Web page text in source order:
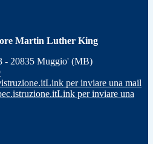
Martin Luther King
- 20835 Muggio' (MB)
Link per inviare una mail
Link per inviare una